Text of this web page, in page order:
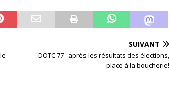
SUIVANT
DOTC 77 : après les résultats des élections,
place à la boucherie!